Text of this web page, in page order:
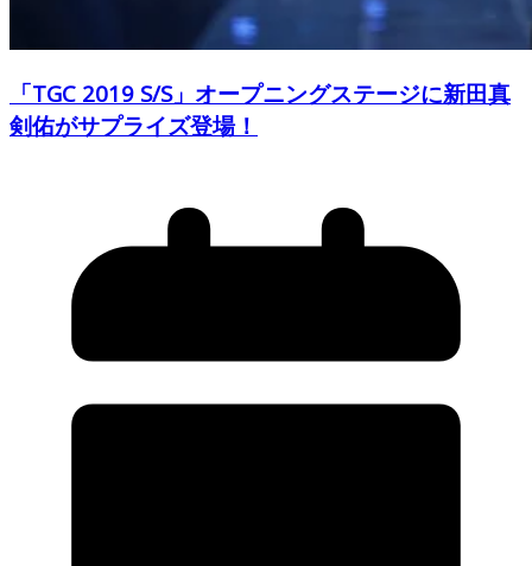
「TGC 2019 S/S」オープニングステージに新田真
剣佑がサプライズ登場！